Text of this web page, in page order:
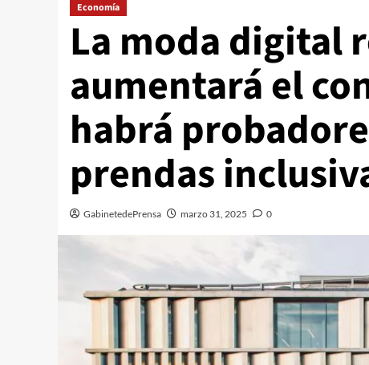
Economía
La moda digital
aumentará el
habrá
prendas
GabinetedePrensa marzo 31, 2025 0